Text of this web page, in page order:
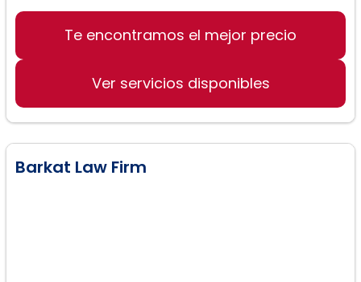
Divorcio
Custodia de menores
Te encontramos el mejor precio
Ver servicios disponibles
Barkat Law Firm